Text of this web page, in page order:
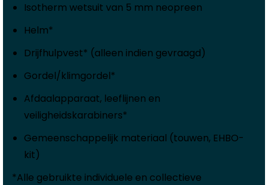
Isotherm wetsuit van 5 mm neopreen
Helm*
Drijfhulpvest* (alleen indien gevraagd)
Gordel/klimgordel*
Afdaalapparaat, leeflijnen en
veiligheidskarabiners*
Gemeenschappelijk materiaal (touwen, EHBO-
kit)
*Alle gebruikte individuele en collectieve